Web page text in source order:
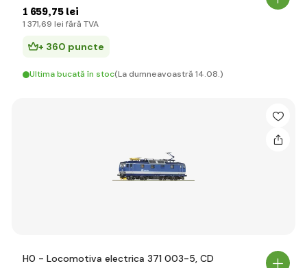
1 659,75 lei
1 371,69 lei fără TVA
+ 360 puncte
Ultima bucată în stoc(La dumneavoastră 14.08.)
H0 - Locomotiva electrica 371 003-5, CD